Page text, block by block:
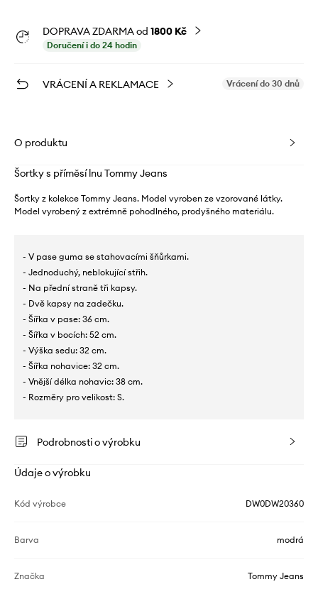
DOPRAVA ZDARMA od 1800 Kč
Doručení i do 24 hodin
VRÁCENÍ A REKLAMACE Vrácení do 30 dnů
O produktu
Šortky s příměsí lnu Tommy Jeans
Šortky z kolekce Tommy Jeans. Model vyroben ze vzorované látky.
Model vyrobený z extrémně pohodlného, ​​prodyšného materiálu.
- V pase guma se stahovacími šňůrkami.
- Jednoduchý, neblokující střih.
- Na přední straně tři kapsy.
- Dvě kapsy na zadečku.
- Šířka v pase: 36 cm.
- Šířka v bocích: 52 cm.
- Výška sedu: 32 cm.
- Šířka nohavice: 32 cm.
- Vnější délka nohavic: 38 cm.
- Rozměry pro velikost: S.
Podrobnosti o výrobku
Údaje o výrobku
Kód výrobce DW0DW20360
Barva modrá
Značka Tommy Jeans